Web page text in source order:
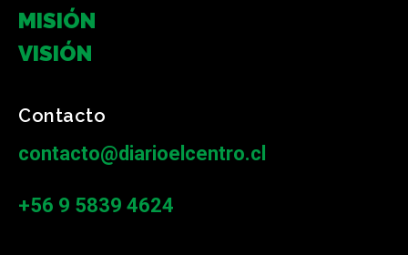
MISIÓN
VISIÓN
Contacto
contacto@diarioelcentro.cl
+56 9 5839 4624